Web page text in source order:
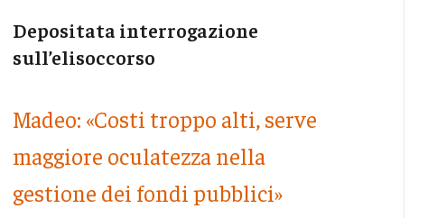
Depositata interrogazione
sull’elisoccorso
Madeo: «Costi troppo alti, serve
maggiore oculatezza nella
gestione dei fondi pubblici»